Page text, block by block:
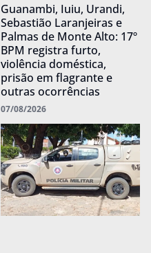
Guanambi, Iuiu, Urandi,
Sebastião Laranjeiras e
Palmas de Monte Alto: 17º
BPM registra furto,
violência doméstica,
prisão em flagrante e
outras ocorrências
07/08/2026